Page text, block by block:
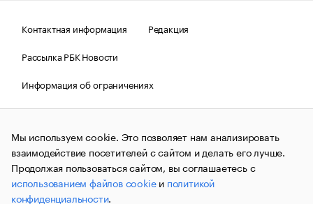
Контактная информация
Редакция
Рассылка РБК Новости
Информация об ограничениях
Правовая информация
О соблюдении авторских прав
© АО «РОСБИЗНЕСКОНСАЛТИНГ»,1995–2026.Сообщения
и материалы информационного агентства «РБК»
(зарегистрировано Федеральной службой по надзору в сфере
связи, информационных технологий и массовых
коммуникаций (Роскомнадзор) 09.12.2015 за номером ИА
№ФС77-63848) сопровождаются пометкой «РБК». Отдельные
Мы используем cookie. Это позволяет нам анализировать
взаимодействие посетителей с сайтом и делать его лучше.
Продолжая пользоваться сайтом, вы соглашаетесь с
использованием файлов cookieи политикой
конфиденциальности.